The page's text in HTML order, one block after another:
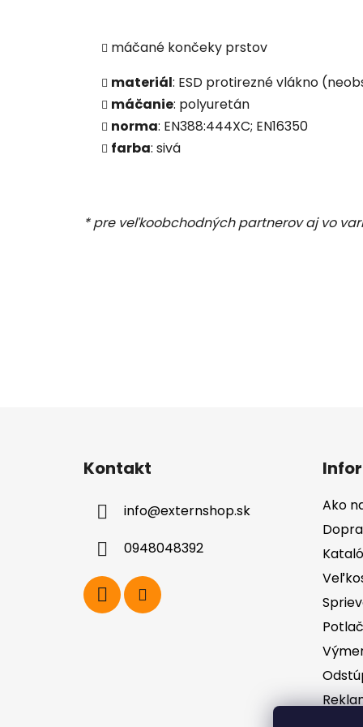
máčané končeky prstov
materiál: ESD protirezné vlákno
máčanie: polyuretán
norma: EN388:444XC; EN16350
farba: sivá
* pre veľkoobchodných partnerov aj vo
Kontakt
info@externshop.sk
0948048392
Ako